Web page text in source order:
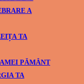
A
TA
PĂMÂNT
TA